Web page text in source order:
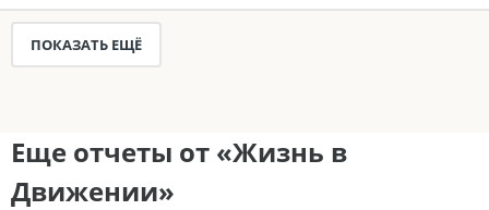
ПОКАЗАТЬ ЕЩЁ
Еще отчеты от «Жизнь в
Движении»